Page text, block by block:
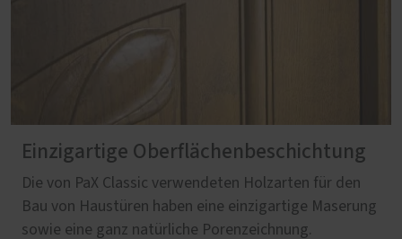
Einzigartige Oberflächenbeschichtung
Die von PaX Classic verwendeten Holzarten für den
Bau von Haustüren haben eine einzigartige Maserung
sowie eine ganz natürliche Porenzeichnung.